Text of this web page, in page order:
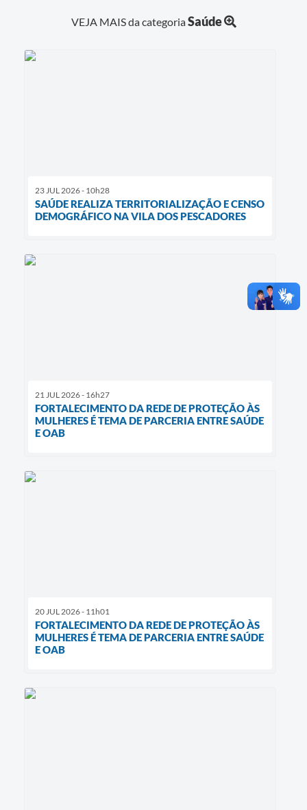
VEJA MAIS da categoriaSaúde
23 JUL 2026 - 10h28
SAÚDE REALIZA TERRITORIALIZAÇÃO E CENSO
DEMOGRÁFICO NA VILA DOS PESCADORES
21 JUL 2026 - 16h27
FORTALECIMENTO DA REDE DE PROTEÇÃO ÀS
MULHERES É TEMA DE PARCERIA ENTRE SAÚDE
E OAB
20 JUL 2026 - 11h01
FORTALECIMENTO DA REDE DE PROTEÇÃO ÀS
MULHERES É TEMA DE PARCERIA ENTRE SAÚDE
E OAB